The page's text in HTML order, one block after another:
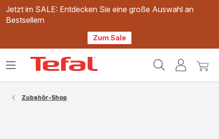
Jetzt im SALE: Entdecken Sie eine große Auswahl an
Bestsellern
Zum Sale
Mein
Mein
Das
Zubehör-Shop